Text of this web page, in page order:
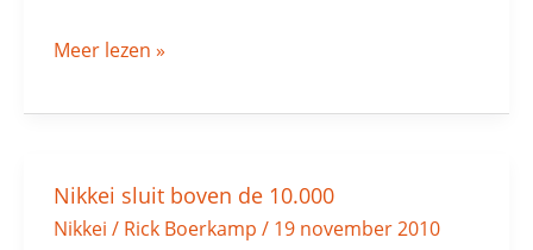
Meer lezen »
Nikkei sluit boven de 10.000
Nikkei / Rick Boerkamp / 19 november 2010
Nikkei
sluit